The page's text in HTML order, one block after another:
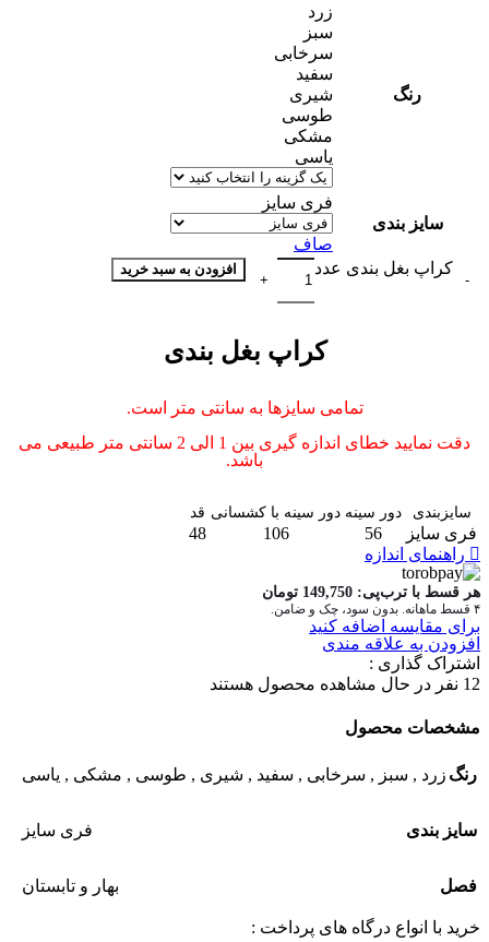
رنگ
زرد
سبز
سرخابی
سفید
شیری
طوسی
مشکی
یاسی
سایز بندی
فری سایز
صاف
کراپ بغل بندی عدد
افزودن به سبد خرید
کراپ بغل بندی
تمامی سایزها به سانتی متر است.
دقت نمایید خطای اندازه گیری بین 1 الی 2 سانتی متر طبیعی می
باشد.
سایزبندی دور سینه دور سینه با کشسانی قد
فری سایز 56
106
48
راهنمای اندازه
هر قسط با ترب‌پی: 149,750 تومان
۴ قسط ماهانه. بدون سود، چک و ضامن.
برای مقایسه اضافه کنید
افزودن به علاقه مندی
اشتراک گذاری :
12 نفر در حال مشاهده محصول هستند
مشخصات محصول
رنگ زرد , سبز , سرخابی , سفید , شیری , طوسی , مشکی , یاسی
سایز بندی فری سایز
فصل بهار و تابستان
خرید با انواع درگاه های پرداخت :